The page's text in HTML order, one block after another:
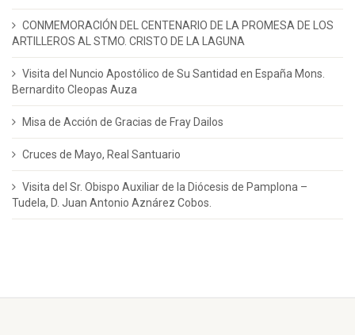
CONMEMORACIÓN DEL CENTENARIO DE LA PROMESA DE LOS
ARTILLEROS AL STMO. CRISTO DE LA LAGUNA
Visita del Nuncio Apostólico de Su Santidad en España Mons.
Bernardito Cleopas Auza
Misa de Acción de Gracias de Fray Dailos
Cruces de Mayo, Real Santuario
Visita del Sr. Obispo Auxiliar de la Diócesis de Pamplona –
Tudela, D. Juan Antonio Aznárez Cobos.